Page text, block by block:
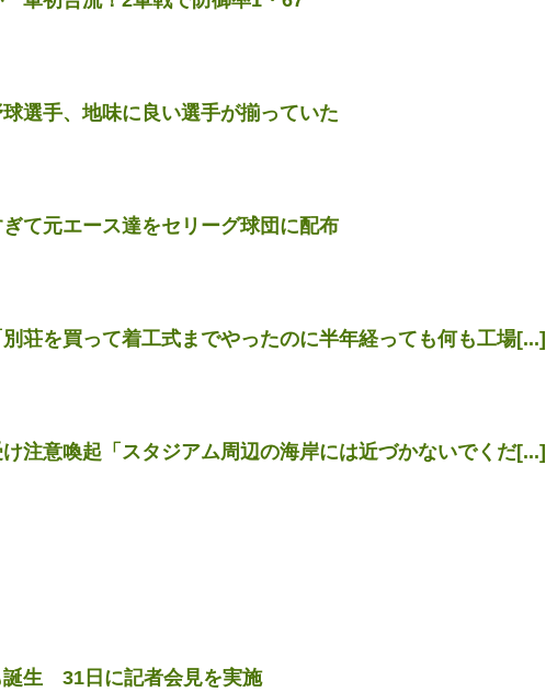
選手、地味に良い選手が揃っていた
て元エース達をセリーグ球団に配布
荘を買って着工式までやったのに半年経っても何も工場[...]
注意喚起「スタジアム周辺の海岸には近づかないでくだ[...]
誕生 31日に記者会見を実施